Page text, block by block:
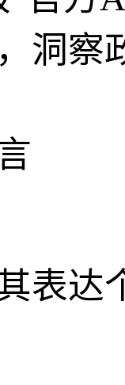
洞察
表达